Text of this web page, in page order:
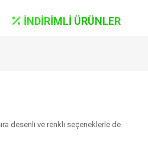
İNDIRIMLI ÜRÜNLER
desenli ve renkli seçeneklerle de